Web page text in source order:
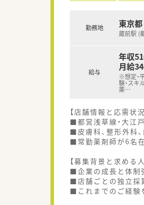
勤務地 東京
蔵前駅 (
給与
年収
月給
※想定・
験・ス
薬…
【店舗情報と応需状
■都営浅草線・大江
■皮膚科、整形外科
■常勤薬剤師が6名
【募集背景と求める
■企業の成長と体制
■店舗ごとの独立採
■これまでのご経験